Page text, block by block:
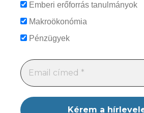
Emberi erőforrás tanulmányok
Makroökonómia
Pénzügyek